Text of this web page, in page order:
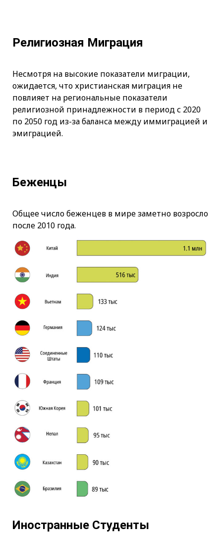
Религиозная Миграция
Несмотря на высокие показатели миграции,
ожидается, что христианская миграция не
повлияет на региональные показатели
религиозной принадлежности в период с 2020
по 2050 год из-за баланса между иммиграцией и
эмиграцией.
Беженцы
Общее число беженцев в мире заметно возросло
после 2010 года.
Иностранные Студенты